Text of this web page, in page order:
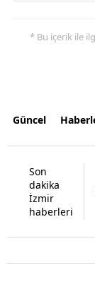
* Bu içerik ile
Güncel
Son
dakika
İzmir
haberleri